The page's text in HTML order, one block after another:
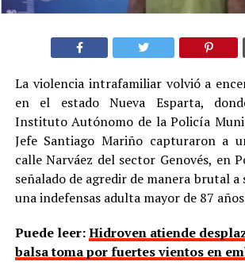
La violencia intrafamiliar volvió a
en el estado Nueva Esparta,
Instituto Autónomo de la Policía
Jefe Santiago Mariño capturaron a
calle Narváez del sector Genovés, en
señalado de agredir de manera brutal a
una indefensas adulta mayor de 87
Puede leer:Hidroven atiende
balsa toma por fuertes vientos en